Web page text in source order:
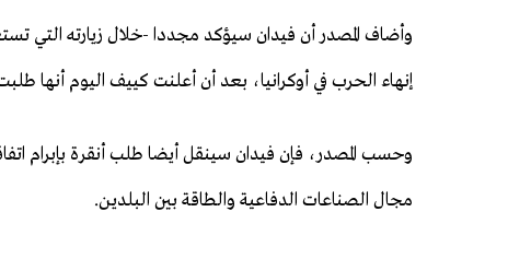
وأضاف المصدر أن فيدان سيؤكد مجددا -خلال زيارته التي
إنهاء الحرب في أوكرانيا، بعد أن أعلنت كييف اليوم أنها
وحسب المصدر، فإن فيدان سينقل أيضا طلب أنقرة بإبرام
مجال الصناعات الدفاعية والطاقة بين البلدين.